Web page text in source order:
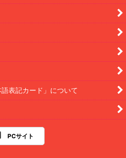
表記カード」について
PCサイト